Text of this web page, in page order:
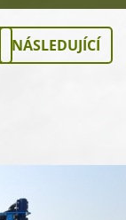
NÁSLEDUJÍCÍ